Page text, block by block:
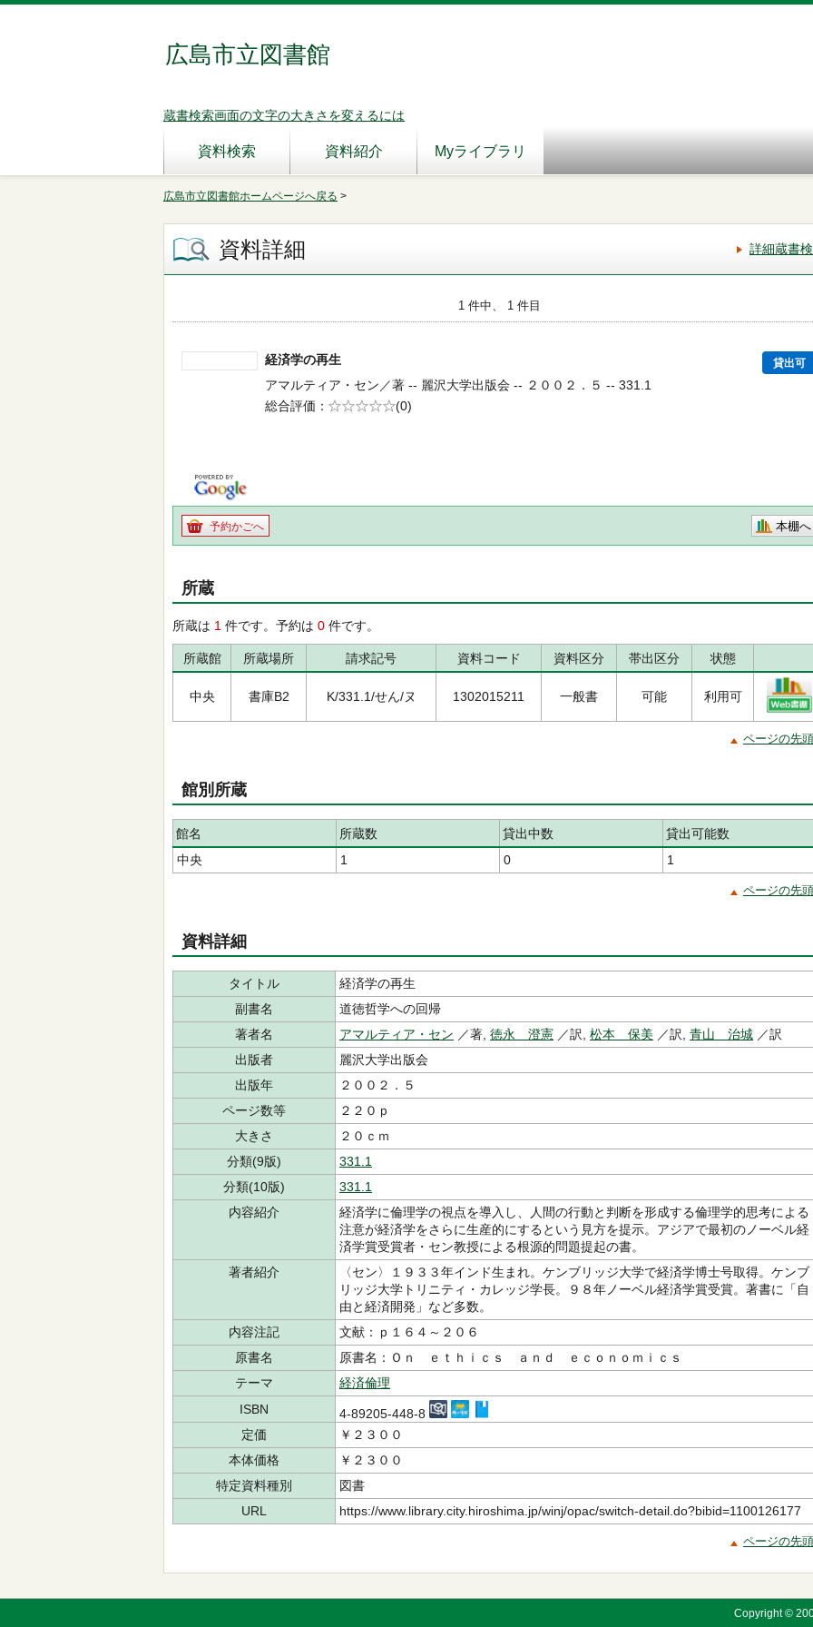
広島市立図書館
蔵書検索画面の文字の大きさを変えるには
資料検索 資料紹介 Myライブラリ
広島市立図書館ホームページへ戻る >
資料詳細 詳細蔵書
1 件中、 1 件目
経済学の再生 貸出可
アマルティア・セン／著 -- 麗沢大学出版会 -- ２００２．５ -- 331.1
総合評価
5段階評価
(0)
予約かごへ 本棚へ
所蔵
所蔵は 1 件です。予約は 0 件です。
所蔵館 所蔵場所 請求記号 資料コード 資料区分 帯出区分 状態
中央 書庫B2 K/331.1/せん/ヌ 1302015211 一般書 可能 利用可
ページの先
館別所蔵
館名 所蔵数 貸出中数
貸出可能数
中央
1 0 1
ページの先
資料詳細
タイトル
経済学の再生
副書名
道徳哲学への回帰
著者名
アマルティア・セン ／著, 徳永 澄憲 ／訳, 松本 保美 ／訳, 青山 治城 ／訳
出版者
麗沢大学出版会
出版年
２００２．５
ページ数等
２２０ｐ
大きさ
２０ｃｍ
分類(9版)
331.1
分類(10版)
331.1
内容紹介
経済学に倫理学の視点を導入し、人間の行動と判断を形成する倫理学的思考による
注意が経済学をさらに生産的にするという見方を提示。アジアで最初のノーベル経
済学賞受賞者・セン教授による根源的問題提起の書。
著者紹介
〈セン〉１９３３年インド生まれ。ケンブリッジ大学で経済学博士号取得。ケンブ
リッジ大学トリニティ・カレッジ学長。９８年ノーベル経済学賞受賞。著書に「自
由と経済開発」など多数。
内容注記
文献：ｐ１６４～２０６
原書名
原書名：Ｏｎ ｅｔｈｉｃｓ ａｎｄ ｅｃｏｎｏｍｉｃｓ
テーマ
経済倫理
ISBN
4-89205-448-8
定価
￥２３００
本体価格
￥２３００
特定資料種別
図書
URL
https://www.library.city.hiroshima.jp/winj/opac/switch-detail.do?bibid=1100126177
ページの先
Copyright ©